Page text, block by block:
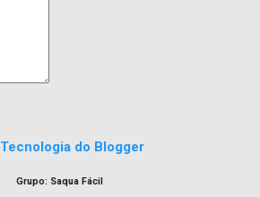
Tecnologia do Blogger
Grupo: Saqua Fácil